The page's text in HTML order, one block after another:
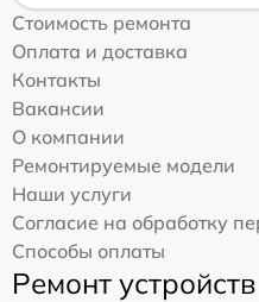
Стоимость ремонта
Оплата и доставка
Контакты
Вакансии
О компании
Ремонтируемые модели
Наши услуги
Согласие на обработку
Способы оплаты
Ремонт устройств